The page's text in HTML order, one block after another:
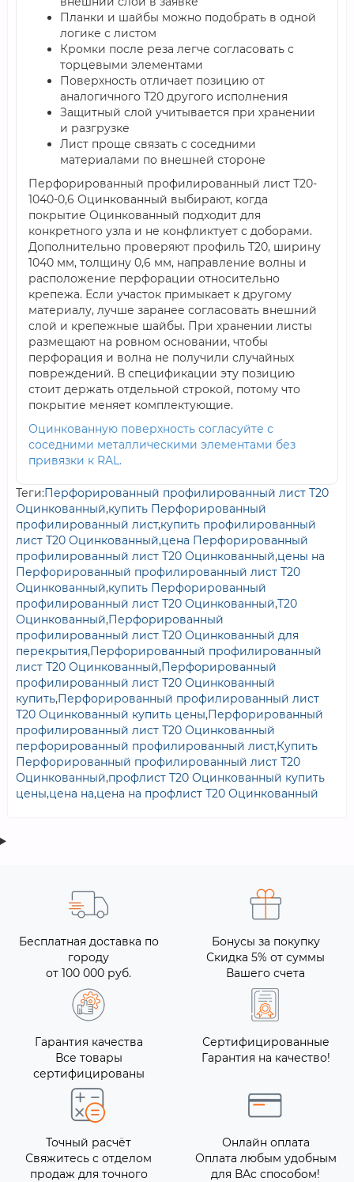
Планки и шайбы можно подобрать в одной
логике с листом
Кромки после реза легче согласовать с
торцевыми элементами
Поверхность отличает позицию от
аналогичного Т20 другого исполнения
Защитный слой учитывается при хранении
и разгрузке
Лист проще связать с соседними
материалами по внешней стороне
Перфорированный профилированный лист Т20-
1040-0,6 Оцинкованный выбирают, когда
покрытие Оцинкованный подходит для
конкретного узла и не конфликтует с доборами.
Дополнительно проверяют профиль Т20, ширину
1040 мм, толщину 0,6 мм, направление волны и
расположение перфорации относительно
крепежа. Если участок примыкает к другому
материалу, лучше заранее согласовать внешний
слой и крепежные шайбы. При хранении листы
размещают на ровном основании, чтобы
перфорация и волна не получили случайных
повреждений. В спецификации эту позицию
стоит держать отдельной строкой, потому что
покрытие меняет комплектующие.
Оцинкованную поверхность согласуйте с
соседними металлическими элементами без
привязки к RAL.
Теги:Перфорированный профилированный лист Т20
Оцинкованный,купить Перфорированный
профилированный лист,купить профилированный
лист Т20 Оцинкованный,цена Перфорированный
профилированный лист Т20 Оцинкованный,цены на
Перфорированный профилированный лист Т20
Оцинкованный,купить Перфорированный
профилированный лист Т20 Оцинкованный,Т20
Оцинкованный,Перфорированный
профилированный лист Т20 Оцинкованный для
перекрытия,Перфорированный профилированный
лист Т20 Оцинкованный,Перфорированный
профилированный лист Т20 Оцинкованный
купить,Перфорированный профилированный лист
Т20 Оцинкованный купить цены,Перфорированный
профилированный лист Т20 Оцинкованный
перфорированный профилированный лист,Купить
Перфорированный профилированный лист Т20
Оцинкованный,профлист Т20 Оцинкованный купить
цены,цена на,цена на профлист Т20 Оцинкованный
Бесплатная доставка по
городу
от 100 000 руб.
Бонусы за покупку
Скидка 5% от суммы
Вашего счета
Гарантия качества
Все товары
сертифицированы
Сертифицированные
Гарантия на качество!
Точный расчёт
Свяжитесь с отделом
продаж для точного
Онлайн оплата
Оплата любым удобным
для ВАс способом!